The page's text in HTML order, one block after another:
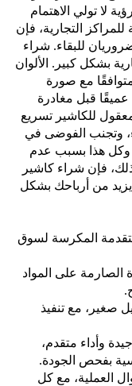
لا تولي الاهتمام
للمراكز التجارية، فإن
ضروريان للبقاء. شراء
بشكل كبير. الألوان
مع صورة
عميقًا قبل مغادرة
للكاشير تسريع
وتجنب الفوضى في
وكل هذا بسبب عدم
فإن شراء كاشير
من أرباحك بشكل
المكرسة لسوق
على المواد
صغير، مع تنفيذ
وأداء متقدم،
بفحص الجودة.
العملية، مع كل